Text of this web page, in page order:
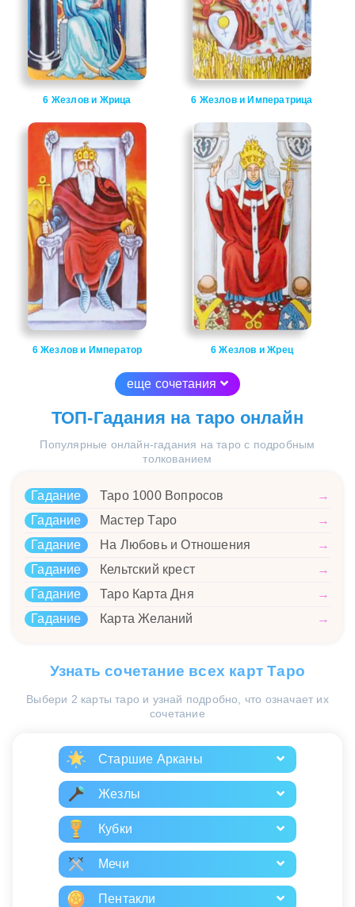
6 Жезлов и Жрица 6 Жезлов и Императрица
6 Жезлов и Император 6 Жезлов и Жрец
еще сочетания
ТОП-Гадания на таро онлайн
Популярные онлайн-гадания на таро с подробным
толкованием
Гадание Таро 1000 Вопросов
→
Гадание
Мастер Таро
→
Гадание
На Любовь и Отношения
→
Гадание
Кельтский крест
→
Гадание
Таро Карта Дня
→
Гадание
Карта Желаний →
Узнать сочетание всех карт Таро
Выбери 2 карты таро и узнай подробно, что означает их
сочетание
Старшие Арканы
Жезлы
Кубки
Мечи
Пентакли